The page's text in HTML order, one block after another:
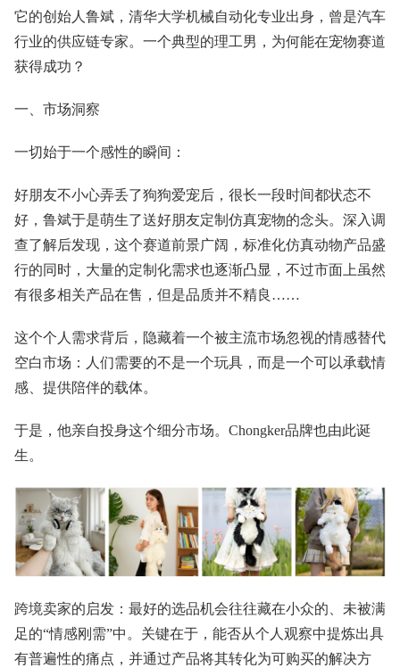
它的创始人鲁斌，清华大学机械自动化专业出身，曾是汽车
行业的供应链专家。一个典型的理工男，为何能在宠物赛道
获得成功？
一、市场洞察
一切始于一个感性的瞬间：
好朋友不小心弄丢了狗狗爱宠后，很长一段时间都状态不
好，鲁斌于是萌生了送好朋友定制仿真宠物的念头。深入调
查了解后发现，这个赛道前景广阔，标准化仿真动物产品盛
行的同时，大量的定制化需求也逐渐凸显，不过市面上虽然
有很多相关产品在售，但是品质并不精良……
这个个人需求背后，隐藏着一个被主流市场忽视的情感替代
空白市场：人们需要的不是一个玩具，而是一个可以承载情
感、提供陪伴的载体。
于是，他亲自投身这个细分市场。Chongker品牌也由此诞
生。
跨境卖家的启发：最好的选品机会往往藏在小众的、未被满
足的“情感刚需”中。关键在于，能否从个人观察中提炼出具
有普遍性的痛点，并通过产品将其转化为可购买的解决方